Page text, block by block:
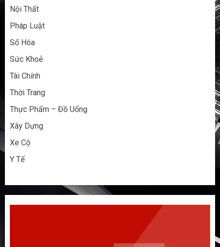
Nội Thất
Pháp Luật
Số Hóa
Sức Khoẻ
Tài Chính
Thời Trang
Thực Phẩm – Đồ Uống
Xây Dựng
Xe Cộ
Y Tế